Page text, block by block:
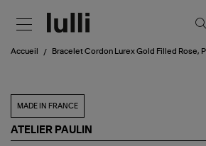
Accueil Bracelet Cordon Lurex Gold Filled Rose,
MADE IN FRANCE
ATELIER PAULIN